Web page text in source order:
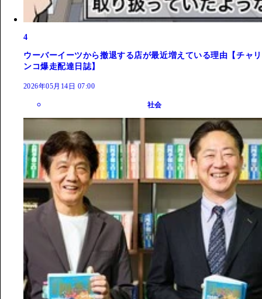
4
ウーバーイーツから撤退する店が最近増えている理由【チャリ
ンコ爆走配達日誌】
2026年05月14日 07:00
社会